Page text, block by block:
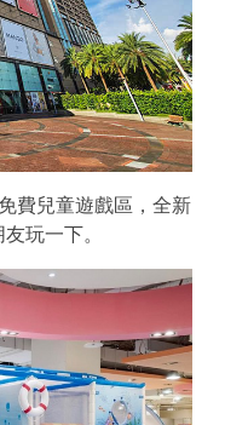
費兒童遊戲區，全新
玩一下。